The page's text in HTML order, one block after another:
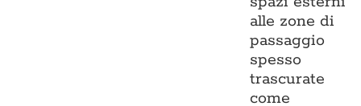
alle zone di
passaggio
spesso
trascurate
come